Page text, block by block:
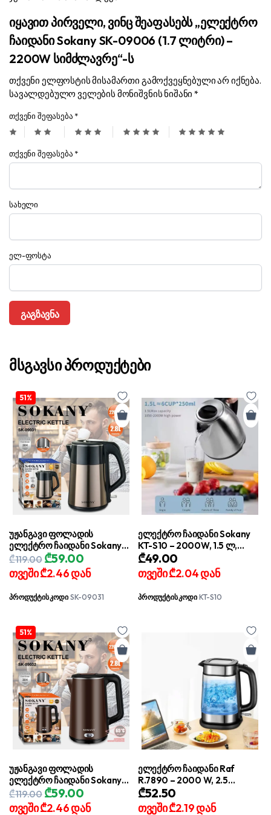
იყავით პირველი, ვინც შეაფასებს „ელექტრო
ჩაიდანი Sokany SK-09006 (1.7 ლიტრი) –
2200W სიმძლავრე“-ს
თქვენი ელფოსტის მისამართი გამოქვეყნებული არ იქნება.
სავალდებულო ველების მონიშვნის ნიშანი*
თქვენი შეფასება *
თქვენი შეფასება *
სახელი
ელ-ფოსტა
მსგავსი პროდუქტები
51%
უჟანგავი ფოლადის
ელექტრო ჩაიდანი Sokany
(2.8 ლიტრი) – 2200W
₾119.00 Original
price
was:
₾119.00.
₾59.00Current
price
is:
₾59.00.
თვეში₾2.46დან
პროდუქტის კოდი SK-09031
ელექტრო ჩაიდანი Sokany
KT-S10 – 2000W, 1.5 ლ,
უჟანგავი ფოლადი
₾49.00
თვეში₾2.04დან
პროდუქტის კოდი KT-S10
51%
უჟანგავი ფოლადის
ელექტრო ჩაიდანი Sokany
SK-09032 (2.8 ლიტრი) –
2200W
₾119.00 Original
price
₾59.00Current
price
თვეში₾2.46დან
ელექტრო ჩაიდანი Raf
R.7890 – 2000 W, 2.5
ლიტრიანი მოცულობა და
თერმომდგრადი მინის
₾52.50
თვეში₾2.19დან